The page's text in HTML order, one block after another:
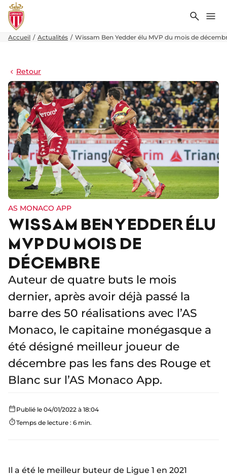
Accueil Actualités Wissam Ben Yedder élu MVP du mois de
Retour
AS MONACO APP
WISSAM BEN YEDDER ÉLU
MVP DU MOIS DE
DÉCEMBRE
Auteur de quatre buts le mois
dernier, après avoir déjà passé la
barre des 50 réalisations avec l’AS
Monaco, le capitaine monégasque a
été désigné meilleur joueur de
décembre pas les fans des Rouge et
Blanc sur l’AS Monaco App.
Publié le 04/01/2022 à 18:04
Temps de lecture : 6 min.
Il a été le meilleur buteur de Ligue 1 en 2021